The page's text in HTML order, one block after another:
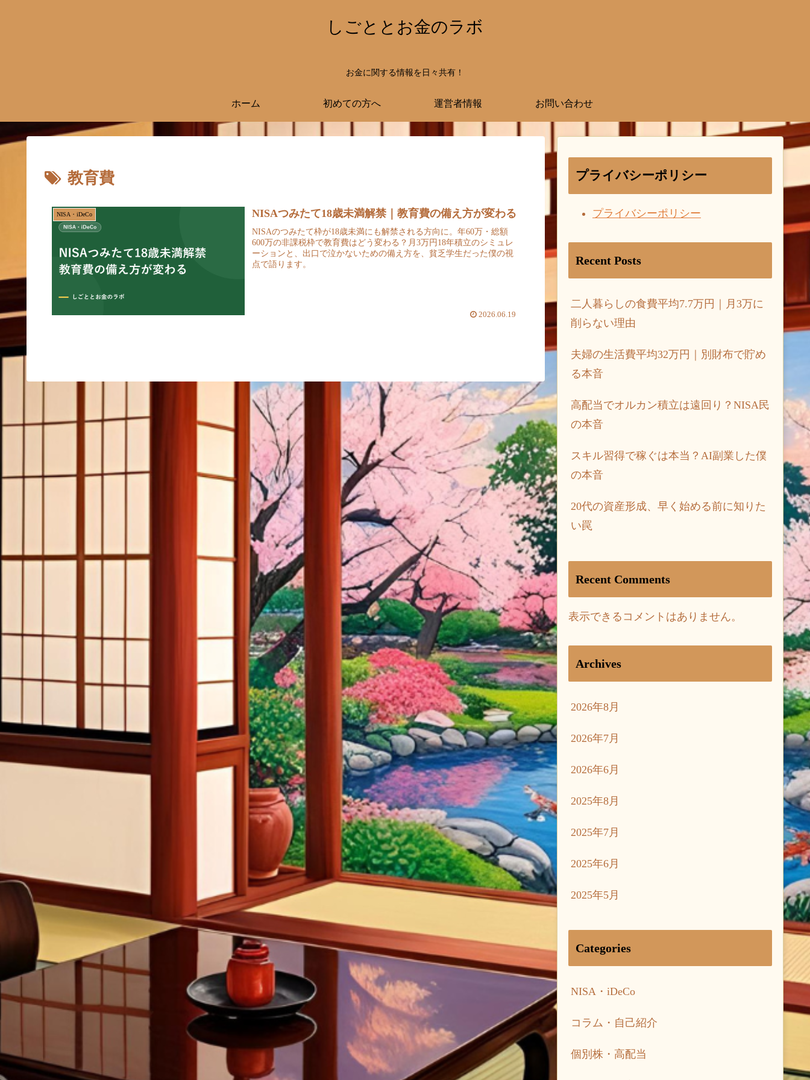
しごととお金のラボ
お金に関する情報を日々共有！
ホーム 初めての方へ 運営者情報 お問い合わせ
教育費
NISA・iDeCo NISAつみたて18歳未満解禁｜教育費の備え方が変わる
NISAのつみたて枠が18歳未満にも解禁される方向に。年60万・総額
600万の非課税枠で教育費はどう変わる？月3万円18年積立のシミュレ
ーションと、出口で泣かないための備え方を、貧乏学生だった僕の視
点で語ります。
2026.06.19
プライバシーポリシー
プライバシーポリシー
Recent Posts
二人暮らしの食費平均7.7万円｜月3万に
削らない理由
夫婦の生活費平均32万円｜別財布で貯め
る本音
高配当でオルカン積立は遠回り？NISA民
の本音
スキル習得で稼ぐは本当？AI副業した僕
の本音
20代の資産形成、早く始める前に知りた
い罠
Recent Comments
表示できるコメントはありません。
Archives
2026年8月
2026年7月
2026年6月
2025年8月
2025年7月
2025年6月
2025年5月
Categories
NISA・iDeCo
コラム・自己紹介
個別株・高配当